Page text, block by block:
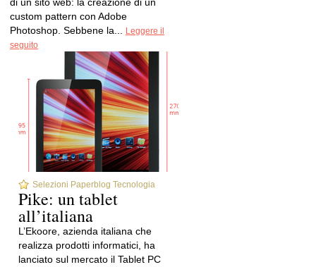
custom pattern con Adobe
Photoshop. Sebbene la...
Leggere il
seguito
Selezioni Paperblog Tecnologia
Pike: un tablet
all’italiana
L’Ekoore, azienda italiana che
realizza prodotti informatici, ha
lanciato sul mercato il Tablet PC